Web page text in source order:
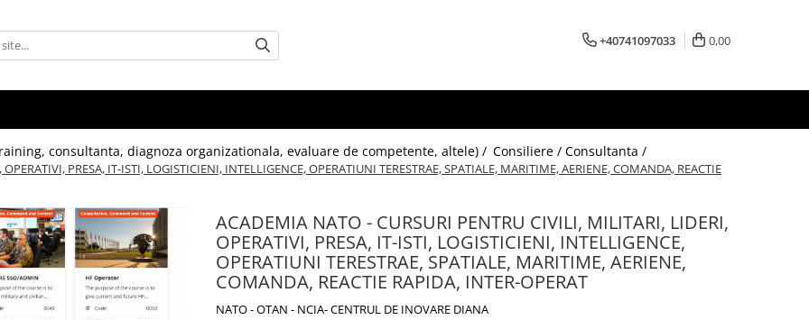
+40741097033 0,00
consultanta, diagnoza organizationala, evaluare de competente, altele) / Consiliere / Consultanta /
PRESA, IT-ISTI, LOGISTICIENI, INTELLIGENCE, OPERATIUNI TERESTRAE, SPATIALE, MARITIME, AERIENE, COMANDA, REACTIE
ACADEMIA NATO - CURSURI PENTRU CIVILI, MILITARI, LIDERI,
OPERATIVI, PRESA, IT-ISTI, LOGISTICIENI, INTELLIGENCE,
OPERATIUNI TERESTRAE, SPATIALE, MARITIME, AERIENE,
COMANDA, REACTIE RAPIDA, INTER-OPERAT
NATO - OTAN - NCIA- CENTRUL DE INOVARE DIANA